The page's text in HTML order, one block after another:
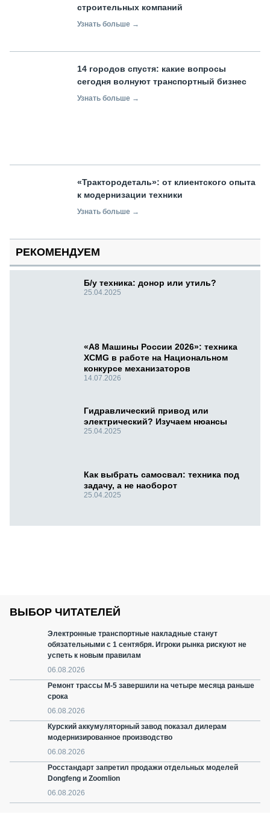
строительных компаний
Узнать больше →
14 городов спустя: какие вопросы
сегодня волнуют транспортный бизнес
Узнать больше →
«Трактородеталь»: от клиентского опыта
к модернизации техники
Узнать больше →
РЕКОМЕНДУЕМ
Б/у техника: донор или утиль?
25.04.2025
«А8 Машины России 2026»: техника
XCMG в работе на Национальном
конкурсе механизаторов
14.07.2026
Гидравлический привод или
электрический? Изучаем нюансы
25.04.2025
Как выбрать самосвал: техника под
задачу, а не наоборот
25.04.2025
ВЫБОР ЧИТАТЕЛЕЙ
Электронные транспортные накладные станут
обязательными с 1 сентября. Игроки рынка рискуют не
успеть к новым правилам
06.08.2026
Ремонт трассы М-5 завершили на четыре месяца раньше
срока
06.08.2026
Курский аккумуляторный завод показал дилерам
модернизированное производство
06.08.2026
Росстандарт запретил продажи отдельных моделей
Dongfeng и Zoomlion
06.08.2026